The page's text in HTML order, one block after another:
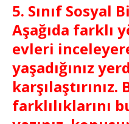
5. Sınıf Sosyal
Aşağıda farklı
evleri
yaşadığınız
farklılıklarını